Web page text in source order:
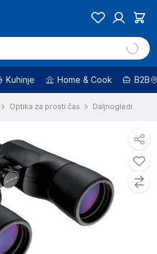
Kuhinje Home & Cook B2B
Optika za prosti čas Daljnogledi